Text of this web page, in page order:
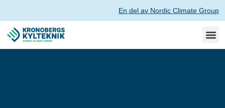
En del av Nordic Climate Group